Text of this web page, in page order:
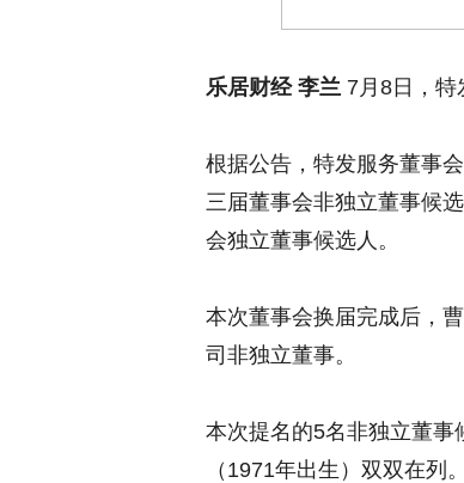
乐居财经 李兰 7月8日，特
根据公告，特发服务董事
三届董事会非独立董事候
会独立董事候选人。
本次董事会换届完成后，
司非独立董事。
本次提名的5名非独立董
（1971年出生）双双在